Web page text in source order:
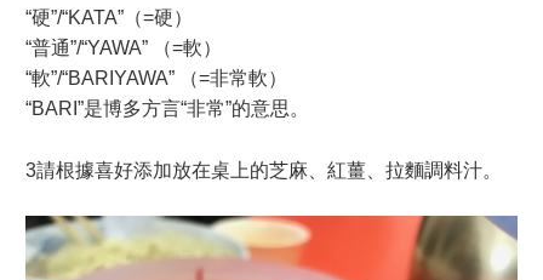
“硬”/“KATA”（=硬）
“普通”/“YAWA” （=軟）
“軟”/“BARIYAWA” （=非常軟）
“BARI”是博多方言“非常”的意思。
3請根據喜好添加放在桌上的芝麻、紅薑、拉麵調料汁。